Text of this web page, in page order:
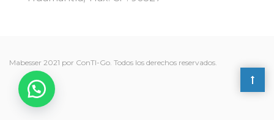
Mabesser 2021 por ConTI-Go. Todos los derechos reservados.